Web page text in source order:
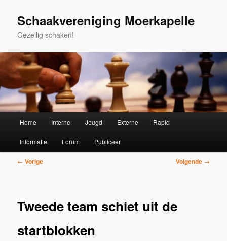
primaire
Schaakvereniging Moerkapelle
Gezellig schaken!
Home Interne Jeugd Externe Rapid
Informatie Forum Publiceer
Bericht
← Vorige Volgende →
Tweede team schiet uit de
startblokken